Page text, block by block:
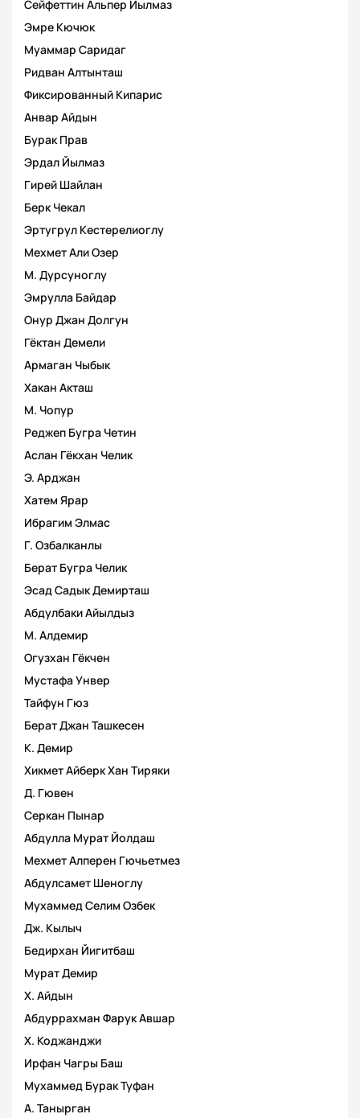
Сейфеттин Альпер Йылмаз
Эмре Кючюк
Муаммар Саридаг
Ридван Алтынташ
Фиксированный Кипарис
Анвар Айдын
Бурак Прав
Эрдал Йылмаз
Гирей Шайлан
Берк Чекал
Эртугрул Кестерелиоглу
Мехмет Али Озер
М. Дурсуноглу
Эмрулла Байдар
Онур Джан Долгун
Гёктан Демели
Армаган Чыбык
Хакан Акташ
М. Чопур
Реджеп Бугра Четин
Аслан Гёкхан Челик
Э. Арджан
Хатем Ярар
Ибрагим Элмас
Г. Озбалканлы
Берат Бугра Челик
Эсад Садык Демирташ
Абдулбаки Айылдыз
М. Алдемир
Огузхан Гёкчен
Мустафа Унвер
Тайфун Гюз
Берат Джан Ташкесен
К. Демир
Хикмет Айберк Хан Тиряки
Д. Гювен
Серкан Пынар
Абдулла Мурат Йолдаш
Мехмет Алперен Гючьетмез
Абдулсамет Шеноглу
Мухаммед Селим Озбек
Дж. Кылыч
Бедирхан Йигитбаш
Мурат Демир
Х. Айдын
Абдуррахман Фарук Авшар
Х. Коджанджи
Ирфан Чагры Баш
Мухаммед Бурак Туфан
А. Танырган